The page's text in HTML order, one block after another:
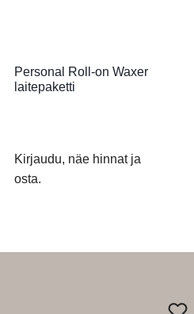
Personal Roll-on Waxer
laitepaketti
Kirjaudu, näe hinnat ja
osta.